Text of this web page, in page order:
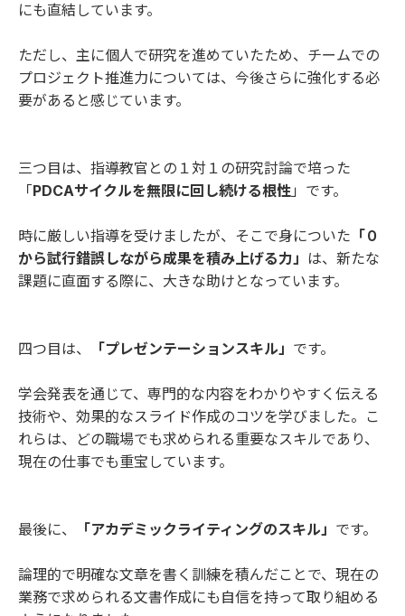
にも直結しています。
ただし、主に個人で研究を進めていたため、チームでの
プロジェクト推進力については、今後さらに強化する必
要があると感じています。
三つ目は、指導教官との１対１の研究討論で培った
「PDCAサイクルを無限に回し続ける根性 」です。
時に厳しい指導を受けましたが、そこで身についた 「０
から試行錯誤しながら成果を積み上げる力」 は、新たな
課題に直面する際に、大きな助けとなっています。
四つ目は、 「プレゼンテーションスキル」 です。
学会発表を通じて、専門的な内容をわかりやすく伝える
技術や、効果的なスライド作成のコツを学びました。こ
れらは、どの職場でも求められる重要なスキルであり、
現在の仕事でも重宝しています。
最後に、 「アカデミックライティングのスキル」 です。
論理的で明確な文章を書く訓練を積んだことで、現在の
業務で求められる文書作成にも自信を持って取り組める